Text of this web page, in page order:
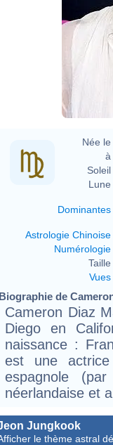
Née le
à
Soleil
Lune
Dominantes
Astrologie Chinoise
Numérologie
Taille
Vues
Biographie de
Cameron Diaz
Diego en
naissance :
est une
espagnole
néerlandaise et
Jungkook
le thème astral